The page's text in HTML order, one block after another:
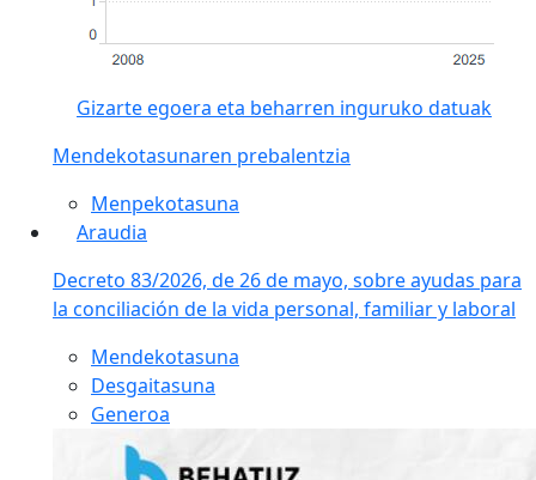
Gizarte egoera eta beharren inguruko datuak
Mendekotasunaren prebalentzia
Menpekotasuna
Araudia
Decreto 83/2026, de 26 de mayo, sobre ayudas para
la conciliación de la vida personal, familiar y laboral
Mendekotasuna
Desgaitasuna
Generoa